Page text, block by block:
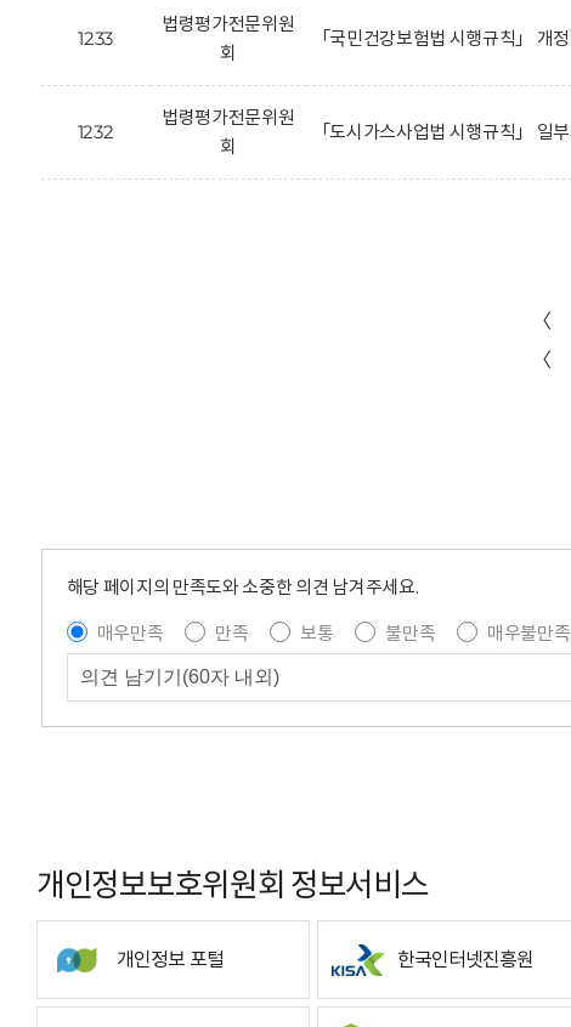
1233
법령평가전문위원
회
「국민건강보험법 시행규칙」 개
1232
법령평가전문위원
회
「도시가스사업법 시행규칙」 일
〈
〈
해당 페이지의 만족도와 소중한 의견 남겨주세요.
매우만족
만족 보통 불만족
매우불만족
개인정보보호위원회 정보서비스
개인정보 포털 한국인터넷진흥원